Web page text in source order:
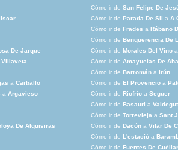
Cómo ir de San Felipe De
Cómo ir de Parada De Sil a A
Cómo ir de Frades a Rábano
Cómo ir de Benquerencia De
De Jarque Cómo ir de Morales Del Vino a
Villaveta Cómo ir de Amayuelas De
Cómo ir de Barromán a Irún
a Carballo Cómo ir de El Provencio a
a Argavieso Cómo ir de Riofrío a Seguer
Cómo ir de Basauri a
Cómo ir de Torrevieja a Sant
De Alquisiras Cómo ir de Dacón a Vilar De
Cómo ir de L'estació a
Cómo ir de Fuentes De Cuéllar